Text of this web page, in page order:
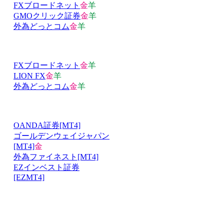
FXブロードネット 金羊
GMOクリック証券金羊
外為どっとコム金羊
FXブロードネット 金羊
LION FX金羊
外為どっとコム金羊
OANDA証券[MT4]
ゴールデンウェイジャパン
[MT4]金
外為ファイネスト[MT4]
EZインベスト証券
[EZMT4]